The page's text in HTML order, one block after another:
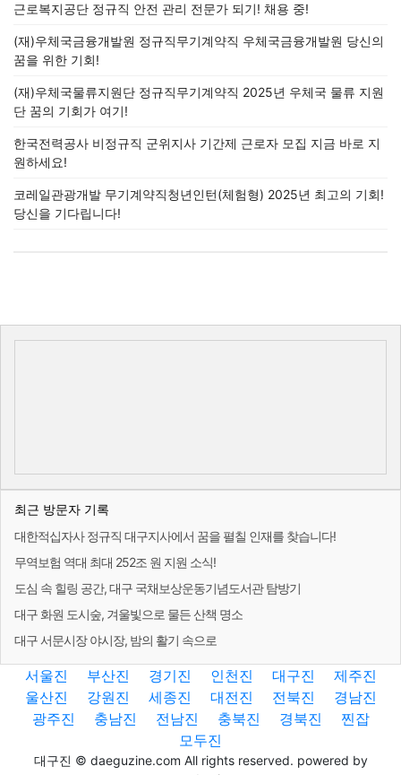
근로복지공단 정규직 안전 관리 전문가 되기! 채용 중!
(재)우체국금융개발원 정규직무기계약직 우체국금융개발원 당신의
꿈을 위한 기회!
(재)우체국물류지원단 정규직무기계약직 2025년 우체국 물류 지원
단 꿈의 기회가 여기!
한국전력공사 비정규직 군위지사 기간제 근로자 모집 지금 바로 지
원하세요!
코레일관광개발 무기계약직청년인턴(체험형) 2025년 최고의 기회!
당신을 기다립니다!
최근 방문자 기록
대한적십자사 정규직 대구지사에서 꿈을 펼칠 인재를 찾습니다!
무역보험 역대 최대 252조 원 지원 소식!
도심 속 힐링 공간, 대구 국채보상운동기념도서관 탐방기
대구 화원 도시숲, 겨울빛으로 물든 산책 명소
대구 서문시장 야시장, 밤의 활기 속으로
서울진 부산진 경기진 인천진 대구진
제주진
울산진
강원진 세종진 대전진 전북진
경남진
광주진
충남진 전남진 충북진 경북진
찐잡
모두진
대구진 © daeguzine.com All rights reserved. powered by